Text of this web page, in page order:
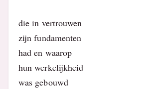
die in vertrouwen
zijn fundamenten
had en waarop
hun werkelijkheid
was gebouwd